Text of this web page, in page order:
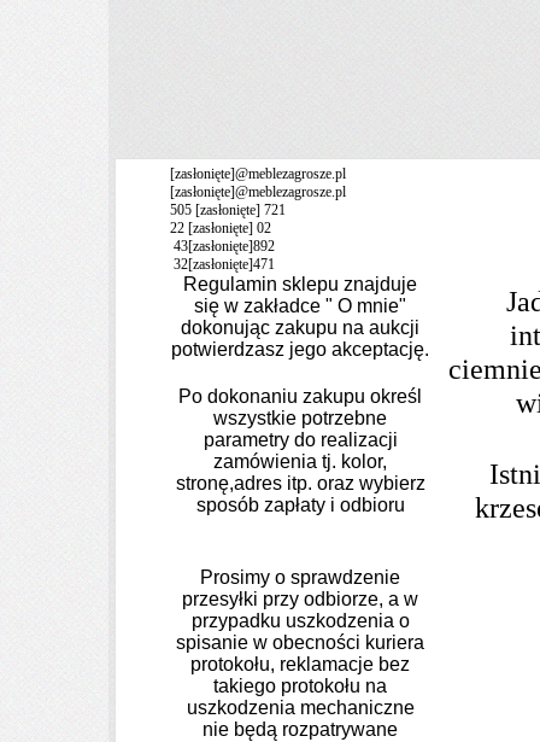
[zasłonięte]@meblezagrosze.pl
[zasłonięte]@meblezagrosze.pl
505 [zasłonięte] 721
22 [zasłonięte] 02
43[zasłonięte]892
32[zasłonięte]471
Regulamin sklepu znajduje
się w zakładce " O mnie"
dokonując zakupu na aukcji
potwierdzasz jego akceptację.
Po dokonaniu zakupu określ
wszystkie potrzebne
parametrydo realizacji
zamówienia tj. kolor,
stronę,adres itp. oraz wybierz
sposób zapłaty i odbioru
Prosimy o sprawdzenie
przesyłki przy odbiorze, a w
przypadku uszkodzenia o
spisanie w obecności kuriera
protokołu, reklamacje bez
takiego protokołu na
uszkodzenia mechaniczne
nie będą rozpatrywane